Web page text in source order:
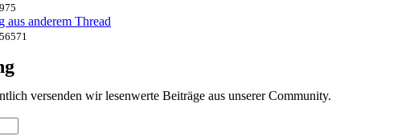
aus anderem Thread
versenden wir lesenwerte Beiträge aus unserer Community.